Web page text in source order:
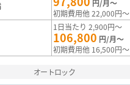
円/月～
初期費用他 22,000円～
1日当たり 2,900円～
106,800 円/月～
初期費用他 16,500円～
オートロック